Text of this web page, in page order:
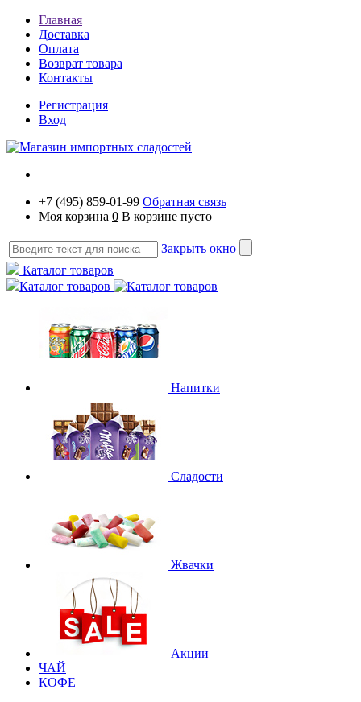
Главная
Доставка
Оплата
Возврат товара
Контакты
Регистрация
Вход
+7 (495) 859-01-99 Обратная связь
Моя корзина 0 В корзине пусто
Закрыть окно
Каталог товаров
Каталог товаров
Напитки
Сладости
Жвачки
Акции
ЧАЙ
КОФЕ